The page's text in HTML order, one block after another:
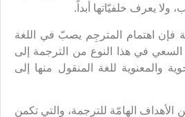
ولا يعرف خلفيّاتها أبداً.
فإن اهتمام المترجِم يصبّ في اللغة
السعي في هذا النوع من الترجمة إلى
والمعنوية للغة المنقول منها إلى
الأهداف الهامّة للترجمة، والتي تكمن